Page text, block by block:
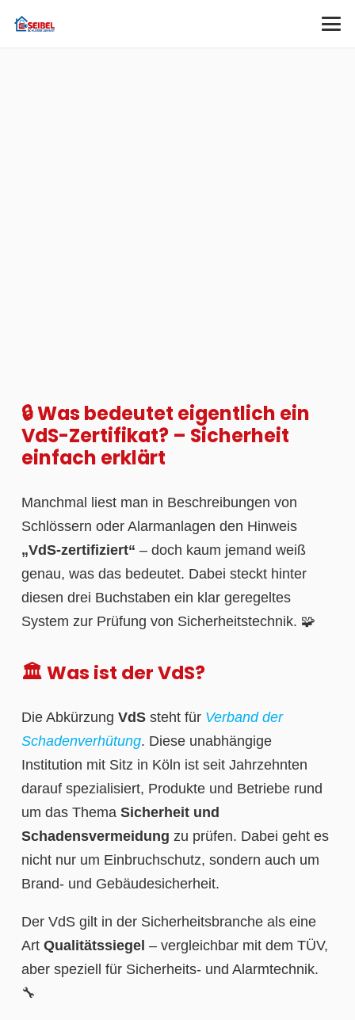
🔒 Was bedeutet eigentlich ein
VdS-Zertifikat? – Sicherheit
einfach erklärt
Manchmal liest man in Beschreibungen von
Schlössern oder Alarmanlagen den Hinweis
„VdS-zertifiziert“ – doch kaum jemand weiß
genau, was das bedeutet. Dabei steckt hinter
diesen drei Buchstaben ein klar geregeltes
System zur Prüfung von Sicherheitstechnik. 🧩
🏛️ Was ist der VdS?
Die Abkürzung VdS steht für Verband der
Schadenverhütung. Diese unabhängige
Institution mit Sitz in Köln ist seit Jahrzehnten
darauf spezialisiert, Produkte und Betriebe rund
um das Thema Sicherheit und
Schadensvermeidung zu prüfen. Dabei geht es
nicht nur um Einbruchschutz, sondern auch um
Brand- und Gebäudesicherheit.
Der VdS gilt in der Sicherheitsbranche als eine
Art Qualitätssiegel – vergleichbar mit dem TÜV,
aber speziell für Sicherheits- und Alarmtechnik.
🔧